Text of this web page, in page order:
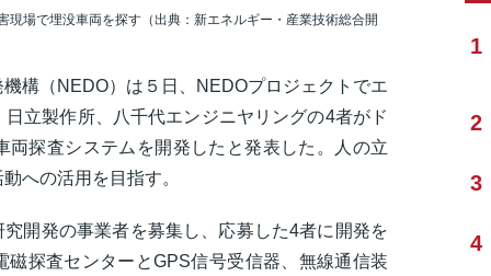
現場で埋没車両を探す（出典：新エネルギー・産業技術総合開
構（NEDO）は５日、NEDOプロジェクトでエ
立製作所、八千代エンジニヤリングの4者がド
両探査システムを開発したと発表した。人の立
への活用を目指す。
開発の事業者を募集し、応募した4者に開発を
磁探査センターとGPS信号受信器、無線通信装
1
2
3
4